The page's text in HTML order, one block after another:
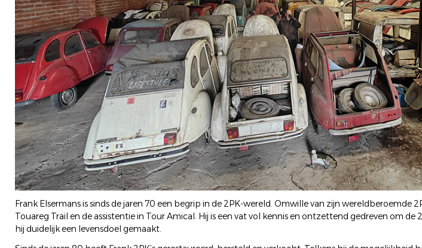
Frank Elsermans is sinds de jaren 70 een begrip in de 2PK-wereld. Omwille van zijn wereldberoemde
Touareg Trail en de assistentie in Tour Amical. Hij is een vat vol kennis en ontzettend gedreven om
hij duidelijk een levensdoel gemaakt.